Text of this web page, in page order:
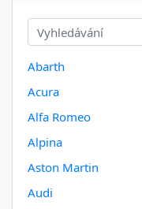
Abarth
Acura
Alfa Romeo
Alpina
Aston Martin
Audi